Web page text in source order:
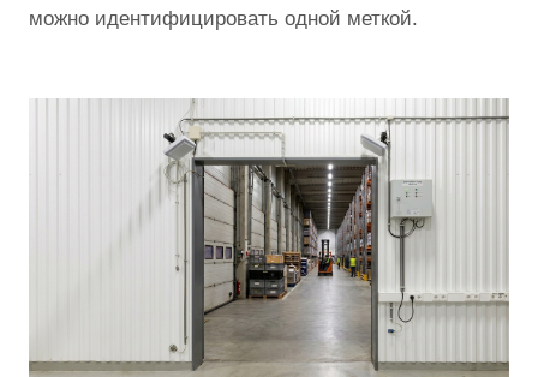
можно идентифицировать одной меткой.